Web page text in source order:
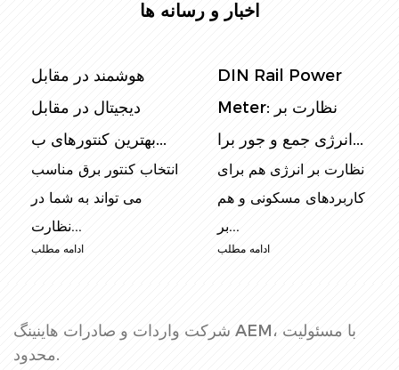
اخبار و رسانه ها
بهترین کنتورهای ب...
انتخاب
می
DIN Rail Power
Meter: نظارت بر
انرژی جمع و جور برا...
نظارت بر انرژی هم برای
کاربردهای مسکونی و هم
متر: راهنمای
بر انرژی
خانه هو...
آگاه از انرژی
، نظارت بر
شرکت واردات و صادرات هاینینگ AEM، با مسئولیت
محدود.